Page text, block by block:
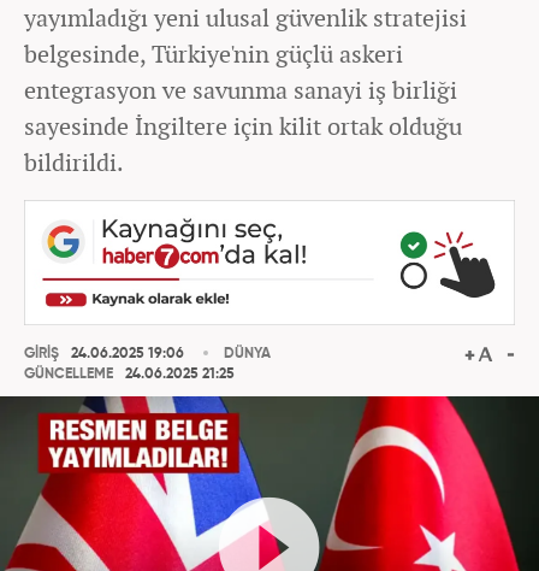
yayımladığı yeni ulusal güvenlik stratejisi
belgesinde, Türkiye'nin güçlü askeri
entegrasyon ve savunma sanayi iş birliği
sayesinde İngiltere için kilit ortak olduğu
bildirildi.
GİRİŞ
24.06.2025 19:06
GÜNCELLEME
24.06.2025 21:25
DÜNYA